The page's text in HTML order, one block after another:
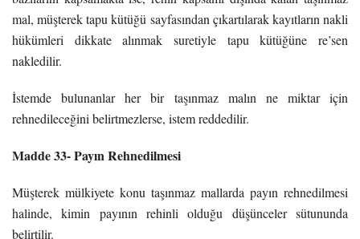
mal, müşterek tapu kütüğü sayfasından çıkartılarak kayıtların nakli
hükümleri dikkate alınmak suretiyle tapu kütüğüne re’sen
nakledilir.
İstemde bulunanlar her bir taşınmaz malın ne miktar için
rehnedileceğini belirtmezlerse, istem reddedilir.
Madde 33- Payın Rehnedilmesi
Müşterek mülkiyete konu taşınmaz mallarda payın rehnedilmesi
halinde, kimin payının rehinli olduğu düşünceler sütununda
belirtilir.